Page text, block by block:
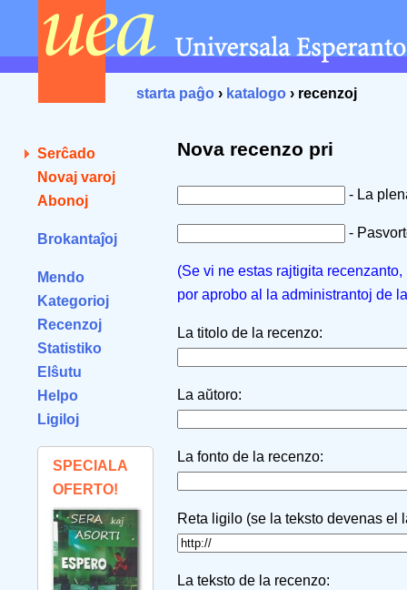
starta paĝo › katalogo › recenzoj
Serĉado
Novaj varoj
Abonoj
Brokantaĵoj
Mendo
Kategorioj
Recenzoj
Statistiko
Elŝutu
Helpo
Ligiloj
SPECIALA
OFERTO!
Nova recenzo pri
- La
-
(Se vi ne estas rajtigita
por aprobo al la administrantoj de
La titolo de la recenzo:
La aŭtoro:
La fonto de la recenzo:
Reta ligilo (se la teksto devenas el
La teksto de la recenzo: